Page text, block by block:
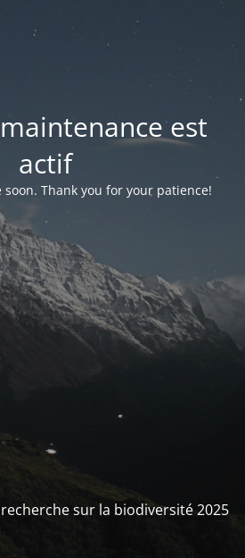
est
actif
Thank you for your patience!
sur la biodiversité 2025